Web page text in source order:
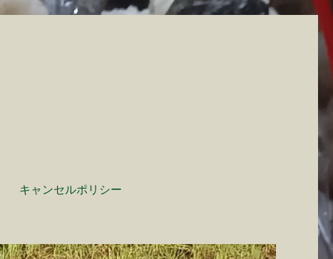
キャンセルポリシー